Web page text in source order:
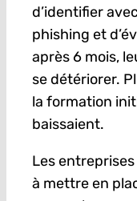
d’identifier
phishing et
après 6 mois,
se détériorer.
la formation
baissaient.
Les
à mettre en